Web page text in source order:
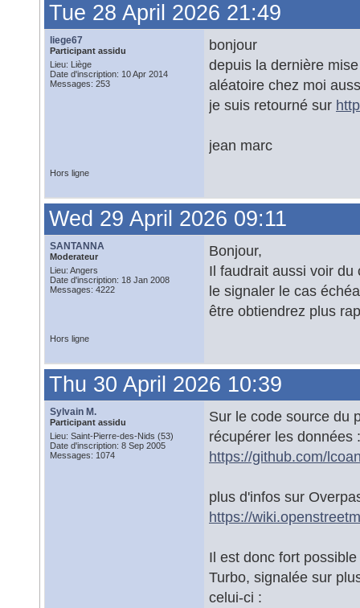
Tue 28 April 2026 21:49
liege67
Participant assidu
Lieu: Liège
Date d'inscription: 10 Apr 2014
Messages: 253
bonjour
depuis la dernière
aléatoire chez moi
je suis retourné sur
jean marc
Hors ligne
Wed 29 April 2026 09:11
SANTANNA
Moderateur
Lieu: Angers
Date d'inscription: 18 Jan 2008
Messages: 4222
Bonjour,
Il faudrait aussi voir
le signaler le cas
être obtiendrez plus
Hors ligne
Thu 30 April 2026 10:39
Sylvain M.
Participant assidu
Lieu: Saint-Pierre-des-Nids (53)
Date d'inscription: 8 Sep 2005
Messages: 1074
Sur le code source du
récupérer les données :
https://github.com/
plus d'infos sur
https://
Il est donc fort
Turbo, signalée sur
celui-ci :